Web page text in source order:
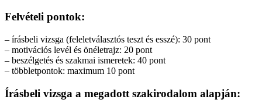
Felvételi pontok:
– írásbeli vizsga (feleletválasztós teszt és esszé): 30 pont
– motivációs levél és önéletrajz: 20 pont
– beszélgetés és szakmai ismeretek: 40 pont
– többletpontok: maximum 10 pont
Írásbeli vizsga a megadott szakirodalom alapján: